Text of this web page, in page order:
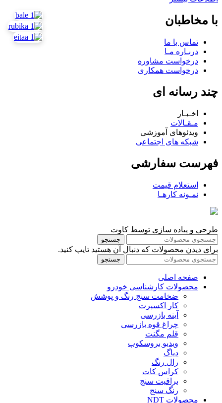
با مخاطبان
تماس با ما
دربـاره مـا
درخواست مشاوره
درخواست همکاری
چند رسانه ای
اخـبـار
مـقـالات
ویدئوهای آموزشی
شبکه های اجتماعی
فهرست سفارشی
استعلام قیمت
نمـونه کارهـا
طرحی و پیاده سازی توسط کاوت
جستجو
برای دیدن محصولات که دنبال آن هستید تایپ کنید.
جستجو
صفحه اصلی
محصولات کارشناسی خودرو
ضخامت سنج رنگ و پوشش
کار اکسپرت
آینه بازرسی
چراغ قوه بازرسی
قلم مگنت
ویدیو بروسکوپ
دیاگ
رال رنگ
کراس کات
براقیت سنج
رنگ سنج
محصولات NDT